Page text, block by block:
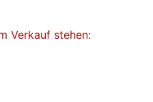
Verkauf stehen: